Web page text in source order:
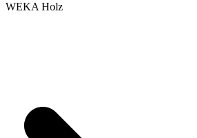
WEKA Holz